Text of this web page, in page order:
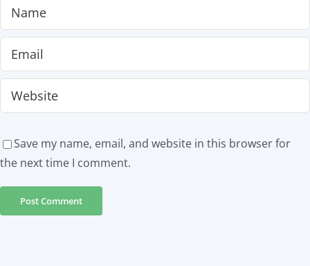
Save my name, email, and website in this browser for
the next time I comment.